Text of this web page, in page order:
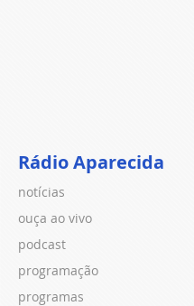
Rádio Aparecida
notícias
ouça ao vivo
podcast
programação
programas